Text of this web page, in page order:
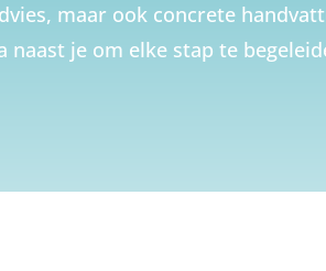
maar ook concrete
je om elke stap te